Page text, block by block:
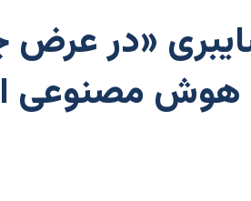
سایبری «در
مصنوعی